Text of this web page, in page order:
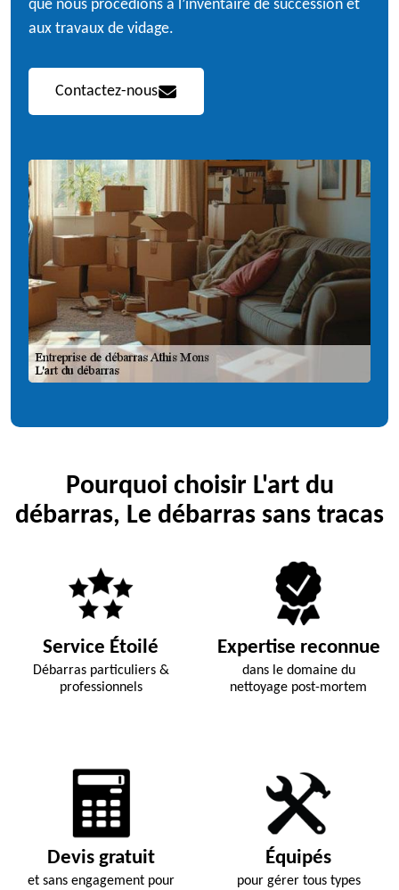
que nous procédions à l’inventaire de succession et
aux travaux de vidage.
Contactez-nous
Pourquoi choisir L'art du
débarras, Le débarras sans tracas
Service Étoilé
Débarras particuliers &
professionnels
Expertise reconnue
dans le domaine du
nettoyage post-mortem
Devis gratuit
et sans engagement pour
Équipés
pour gérer tous types